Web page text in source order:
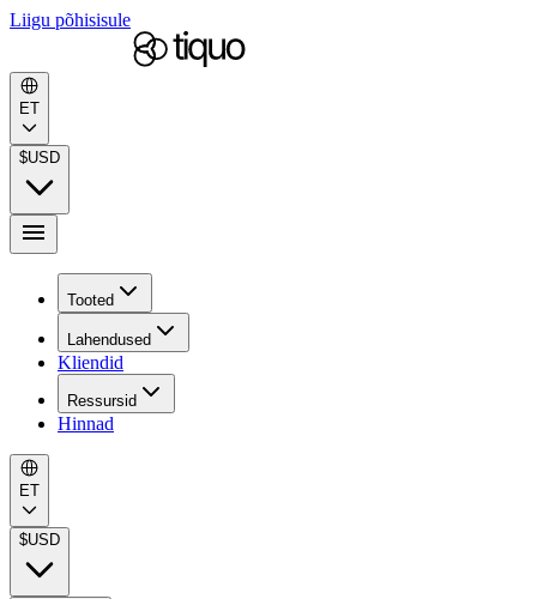
Liigu põhisisule
ET
$USD
Tooted
Lahendused
Kliendid
Ressursid
Hinnad
ET
$USD